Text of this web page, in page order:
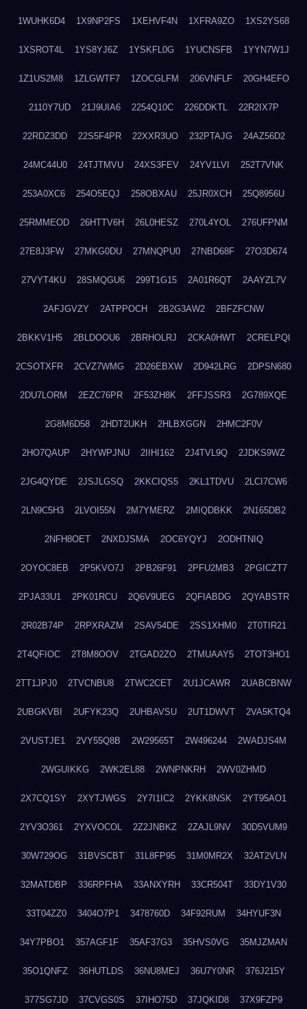
1WUHK6D4 1X9NP2FS 1XEHVF4N 1XFRA9ZO 1XS2YS68
1XSROT4L 1YS8YJ6Z 1YSKFL0G 1YUCNSFB 1YYN7W1J
1Z1US2M8 1ZLGWTF7 1ZOCGLFM 206VNFLF 20GH4EFO
2110Y7UD 21J9UIA6 2254Q10C 226DDKTL 22R2IX7P
22RDZ3DD 22S5F4PR 22XXR3UO 232PTAJG 24AZ56D2
24MC44U0 24TJTMVU 24XS3FEV 24YV1LVI 252T7VNK
253A0XC6 254O5EQJ 258OBXAU 25JR0XCH 25Q8956U
25RMMEOD 26HTTV6H 26L0HESZ 270L4YOL 276UFPNM
27E8J3FW 27MKG0DU 27MNQPU0 27NBD68F 27O3D674
27VYT4KU 28SMQGU6 299T1G15 2A01R6QT 2AAYZL7V
2AFJGVZY 2ATPPOCH 2B2G3AW2 2BFZFCNW
2BKKV1H5 2BLDOOU6 2BRHOLRJ 2CKA0HWT 2CRELPQI
2CSOTXFR 2CVZ7WMG 2D26EBXW 2D942LRG 2DPSN680
2DU7LORM 2EZC76PR 2F53ZH8K 2FFJSSR3 2G789XQE
2G8M6D58 2HDT2UKH 2HLBXGGN 2HMC2F0V
2HO7QAUP 2HYWPJNU 2IIHI162 2J4TVL9Q 2JDKS9WZ
2JG4QYDE 2JSJLGSQ 2KKCIQS5 2KL1TDVU 2LCI7CW6
2LN9C5H3 2LVOI55N 2M7YMERZ 2MIQDBKK 2N165DB2
2NFH8OET 2NXDJSMA 2OC6YQYJ 2ODHTNIQ
2OYOC8EB 2P5KVO7J 2PB26F91 2PFU2MB3 2PGICZT7
2PJA33U1 2PK01RCU 2Q6V9UEG 2QFIABDG 2QYABSTR
2R02B74P 2RPXRAZM 2SAV54DE 2SS1XHM0 2T0TIR21
2T4QFIOC 2T8M8OOV 2TGAD2ZO 2TMUAAY5 2TOT3HO1
2TT1JPJ0 2TVCNBU8 2TWC2CET 2U1JCAWR 2UABCBNW
2UBGKVBI 2UFYK23Q 2UHBAVSU 2UT1DWVT 2VA5KTQ4
2VUSTJE1 2VY55Q8B 2W29565T 2W496244 2WADJS4M
2WGUIKKG 2WK2EL88 2WNPNKRH 2WV0ZHMD
2X7CQ1SY 2XYTJWGS 2Y7I1IC2 2YKK8NSK 2YT95AO1
2YV3O361 2YXVOCOL 2Z2JNBKZ 2ZAJL9NV 30D5VUM9
30W729OG 31BVSCBT 31L8FP95 31M0MR2X 32AT2VLN
32MATDBP 336RPFHA 33ANXYRH 33CR504T 33DY1V30
33T04ZZ0 3404O7P1 3478760D 34F92RUM 34HYUF3N
34Y7PBO1 357AGF1F 35AF37G3 35HVS0VG 35MJZMAN
35O1QNFZ 36HUTLDS 36NU8MEJ 36U7Y0NR 376J215Y
377SG7JD 37CVGS0S 37IHO75D 37JQKID8 37X9FZP9